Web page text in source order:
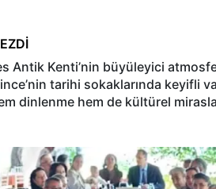
Antik Kenti’nin büyüleyici
tarihi sokaklarında keyifli
dinlenme hem de kültürel